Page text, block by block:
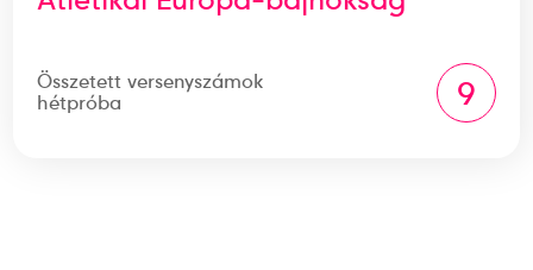
Összetett versenyszámok
hétpróba
9